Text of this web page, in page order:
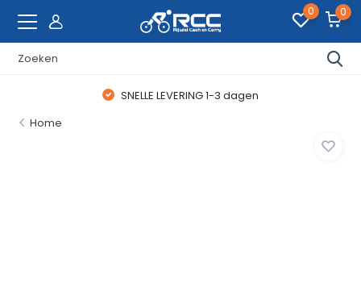
0 0
SNELLE LEVERING 1-3 dagen
Home